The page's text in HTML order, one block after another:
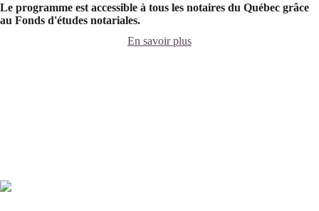
Le programme est accessible à tous les notaires du Québec grâce
au Fonds d'études notariales.
En savoir plus